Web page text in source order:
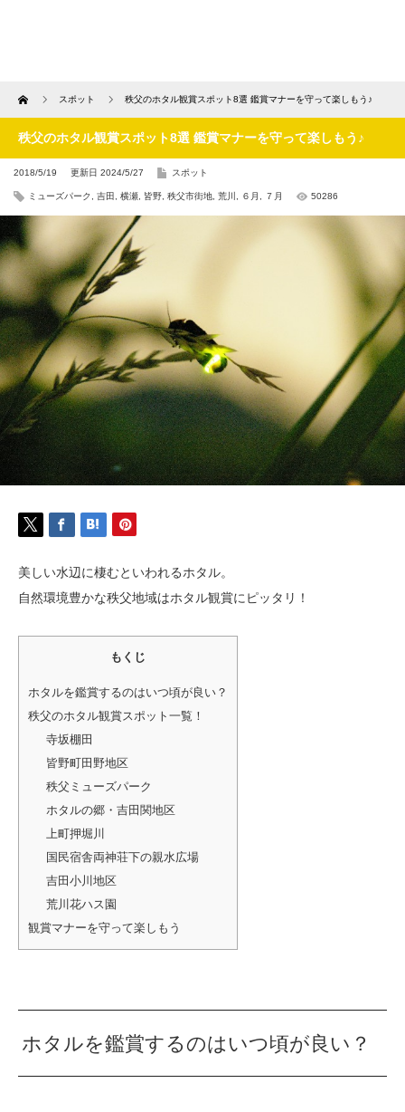
Home スポット 秩父のホタル観賞スポット8選 鑑賞マナーを守って楽しもう♪
秩父のホタル観賞スポット8選 鑑賞マナーを守って楽しもう♪
2018/5/19 更新日 2024/5/27 スポット
ミューズパーク 吉田 横瀬 皆野 秩父市街地 荒川 ６月 ７月 50286
美しい水辺に棲むといわれるホタル。
自然環境豊かな秩父地域はホタル観賞にピッタリ！
もくじ
ホタルを鑑賞するのはいつ頃が良い？
秩父のホタル観賞スポット一覧！
寺坂棚田
皆野町田野地区
秩父ミューズパーク
ホタルの郷・吉田関地区
上町押堀川
国民宿舎両神荘下の親水広場
吉田小川地区
荒川花ハス園
観賞マナーを守って楽しもう
ホタルを鑑賞するのはいつ頃が良い？